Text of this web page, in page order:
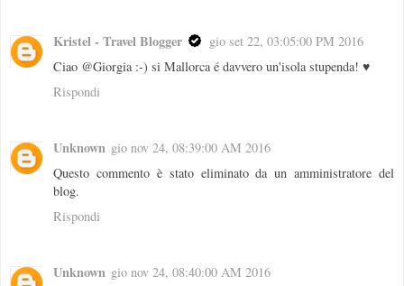
Kristel - Travel Blogger
gio set 22, 03:05:00 PM 2016
Ciao @Giorgia :-) si Mallorca é davvero un'isola stupenda! ♥
Rispondi
Unknown gio nov 24, 08:39:00 AM 2016
Questo commento è stato eliminato da un amministratore del
blog.
Rispondi
Unknown gio nov 24, 08:40:00 AM 2016